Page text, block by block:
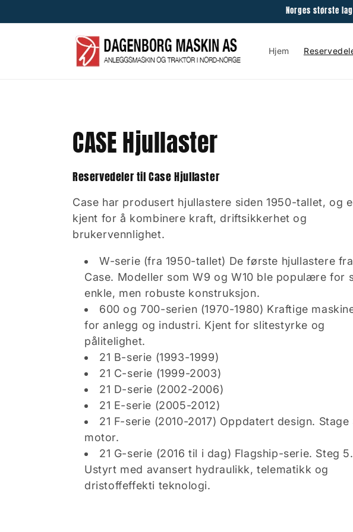
Norges største
Hjem
C
o
l
l
CASE Hjullaster
Reservedeler til Case Hjullaster
Case har produsert hjullastere siden 1950-tallet, og
kjent for å kombinere kraft, driftsikkerhet og
brukervennlighet.
W-serie (fra 1950-tallet) De første hjullastere fra
Case. Modeller som W9 og W10 ble populære for
enkle, men robuste konstruksjon.
600 og 700-serien (1970-1980) Kraftige
for anlegg og industri. Kjent for slitestyrke og
pålitelighet.
21 B-serie (1993-1999)
21 C-serie (1999-2003)
21 D-serie (2002-2006)
21 E-serie (2005-2012)
21 F-serie (2010-2017) Oppdatert design. Stage
motor.
21 G-serie (2016 til i dag) Flagship-serie. Steg 5.
Ustyrt med avansert hydraulikk, telematikk og
dristoffeffekti teknologi.